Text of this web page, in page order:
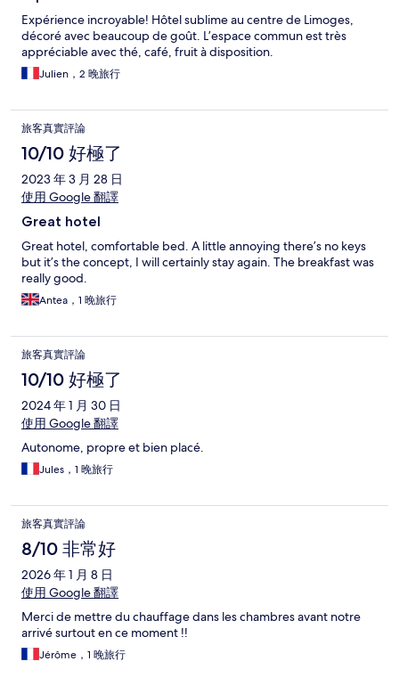
Expérience incroyable! Hôtel sublime au centre de Limoges,
décoré avec beaucoup de goût. L’espace commun est très
appréciable avec thé, café, fruit à disposition.
Julien，2 晚旅行
旅客真實評論
10/10 好極了
2023 年 3 月 28 日
使用 Google 翻譯
Great hotel
Great hotel, comfortable bed. A little annoying there’s no keys
but it’s the concept, I will certainly stay again. The breakfast was
really good.
Antea，1 晚旅行
旅客真實評論
10/10 好極了
2024 年 1 月 30 日
使用 Google 翻譯
Autonome, propre et bien placé.
Jules，1 晚旅行
旅客真實評論
8/10 非常好
2026 年 1 月 8 日
使用 Google 翻譯
Merci de mettre du chauffage dans les chambres avant notre
arrivé surtout en ce moment !!
Jérôme，1 晚旅行